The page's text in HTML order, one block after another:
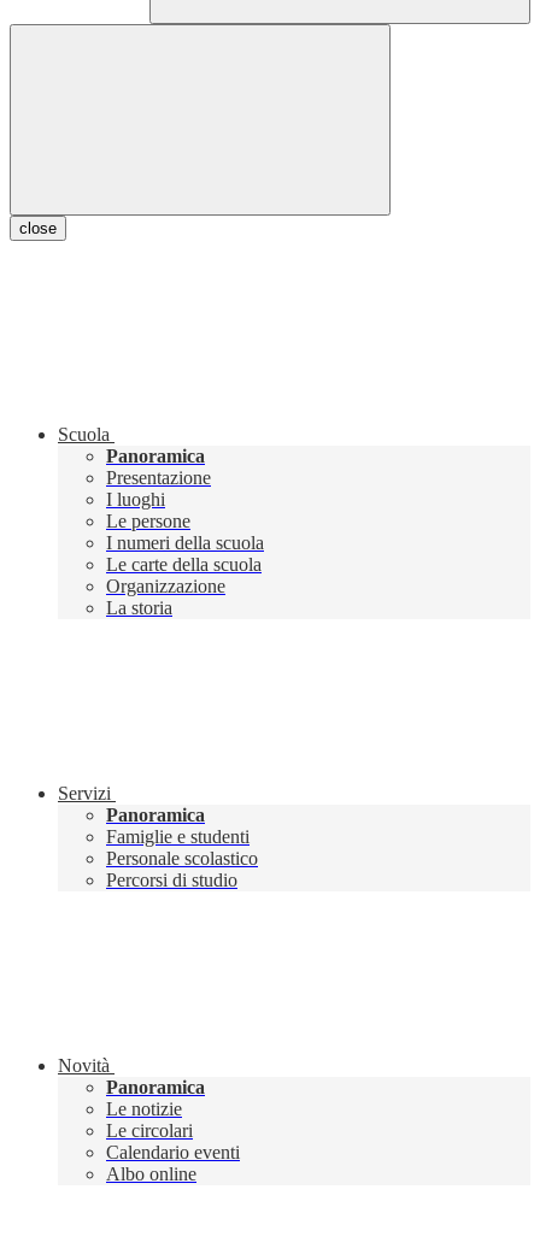
close
Scuola
Panoramica
Presentazione
I luoghi
Le persone
I numeri della scuola
Le carte della scuola
Organizzazione
La storia
Servizi
Panoramica
Famiglie e studenti
Personale scolastico
Percorsi di studio
Novità
Panoramica
Le notizie
Le circolari
Calendario eventi
Albo online